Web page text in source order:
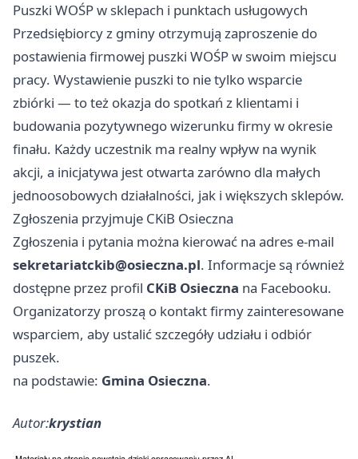
Puszki WOŚP w sklepach i punktach usługowych
Przedsiębiorcy z gminy otrzymują zaproszenie do
postawienia firmowej puszki WOŚP w swoim miejscu
pracy. Wystawienie puszki to nie tylko wsparcie
zbiórki — to też okazja do spotkań z klientami i
budowania pozytywnego wizerunku firmy w okresie
finału. Każdy uczestnik ma realny wpływ na wynik
akcji, a inicjatywa jest otwarta zarówno dla małych
jednoosobowych działalności, jak i większych sklepów.
Zgłoszenia przyjmuje CKiB Osieczna
Zgłoszenia i pytania można kierować na adres e‑mail
sekretariatckib@osieczna.pl. Informacje są również
dostępne przez profil CKiB Osieczna na Facebooku.
Organizatorzy proszą o kontakt firmy zainteresowane
wsparciem, aby ustalić szczegóły udziału i odbiór
puszek.
na podstawie: Gmina Osieczna.
Autor:krystian